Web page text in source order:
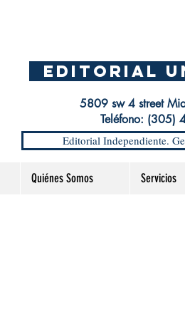
EDITORIAL
5809 sw 4 street
Teléfono: (305)
Editorial Independiente.
Quiénes Somos Servicios